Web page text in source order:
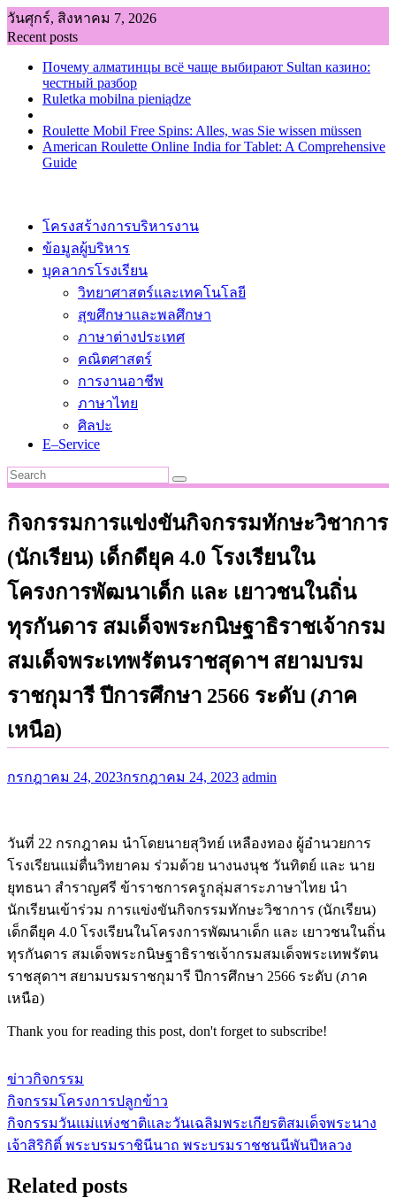
Skip
to
content
วันศุกร์, สิงหาคม 7, 2026
Recent posts
Почему алматинцы всё чаще выбирают Sultan казино:
честный разбор
Ruletka mobilna pieniądze
Roulette Mobil Free Spins: Alles, was Sie wissen müssen
American Roulette Online India for Tablet: A Comprehensive
Guide
โครงสร้างการบริหารงาน
ข้อมูลผู้บริหาร
บุคลากรโรงเรียน
วิทยาศาสตร์และเทคโนโลยี
สุขศึกษาและพลศึกษา
ภาษาต่างประเทศ
คณิตศาสตร์
การงานอาชีพ
ภาษาไทย
ศิลปะ
E–Service
กิจกรรมการแข่งขันกิจกรรมทักษะวิชาการ
(นักเรียน) เด็กดียุค 4.0 โรงเรียนใน
โครงการพัฒนาเด็ก และ เยาวชนในถิ่น
ทุรกันดาร สมเด็จพระกนิษฐาธิราชเจ้ากรม
สมเด็จพระเทพรัตนราชสุดาฯ สยามบรม
ราชกุมารี ปีการศึกษา 2566 ระดับ (ภาค
เหนือ)
กรกฎาคม 24, 2023กรกฎาคม 24, 2023 admin
วันที่ 22 กรกฎาคม นำโดยนายสุวิทย์ เหลืองทอง ผู้อำนวยการ
โรงเรียนแม่ตื่นวิทยาคม ร่วมด้วย นางนงนุช วันทิตย์ และ นาย
ยุทธนา สำราญศรี ข้าราชการครูกลุ่มสาระภาษาไทย นำ
นักเรียนเข้าร่วม การแข่งขันกิจกรรมทักษะวิชาการ (นักเรียน)
เด็กดียุค 4.0 โรงเรียนในโครงการพัฒนาเด็ก และ เยาวชนในถิ่น
ทุรกันดาร สมเด็จพระกนิษฐาธิราชเจ้ากรมสมเด็จพระเทพรัตน
ราชสุดาฯ สยามบรมราชกุมารี ปีการศึกษา 2566 ระดับ (ภาค
เหนือ)
Thank you for reading this post, don't forget to subscribe!
ข่าวกิจกรรม
แนะแนว
เรื่อง
กิจกรรมโครงการปลูกข้าว
กิจกรรมวันแม่แห่งชาติและวันเฉลิมพระเกียรติสมเด็จพระนาง
เจ้าสิริกิติ์ พระบรมราชินีนาถ พระบรมราชชนนีพันปีหลวง
Related posts